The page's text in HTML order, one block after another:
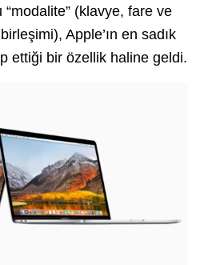
“modalite” (klavye, fare ve
Apple’ın en sadık
ettiği bir özellik haline geldi.